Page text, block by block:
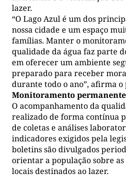
lazer.
“O Lago Azul é um dos
nossa cidade e um espaço
famílias. Manter o
qualidade da água faz parte
em oferecer um ambiente
preparado para receber
durante todo o ano”, afirma
Monitoramento permanente
O acompanhamento da
realizado de forma contínua
de coletas e análises
indicadores exigidos pela
boletins são divulgados
orientar a população sobre as
locais destinados ao lazer.